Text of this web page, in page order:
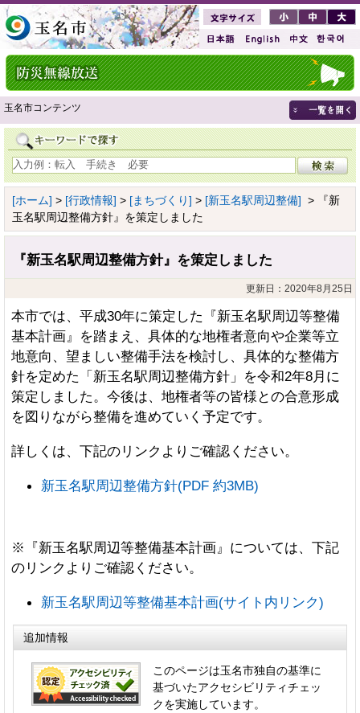
玉名市コンテンツ
[ホーム] > [行政情報] > [まちづくり] > [新玉名駅周辺整備] > 『新
玉名駅周辺整備方針』を策定しました
『新玉名駅周辺整備方針』を策定しました
更新日：2020年8月25日
本市では、平成30年に策定した『新玉名駅周辺等整備
基本計画』を踏まえ、具体的な地権者意向や企業等立
地意向、望ましい整備手法を検討し、具体的な整備方
針を定めた「新玉名駅周辺整備方針」を令和2年8月に
策定しました。今後は、地権者等の皆様との合意形成
を図りながら整備を進めていく予定です。
詳しくは、下記のリンクよりご確認ください。
新玉名駅周辺整備方針(PDF 約3MB)
※『新玉名駅周辺等整備基本計画』については、下記
のリンクよりご確認ください。
新玉名駅周辺等整備基本計画(サイト内リンク)
追加情報
このページは玉名市独自の基準に
基づいたアクセシビリティチェッ
クを実施しています。